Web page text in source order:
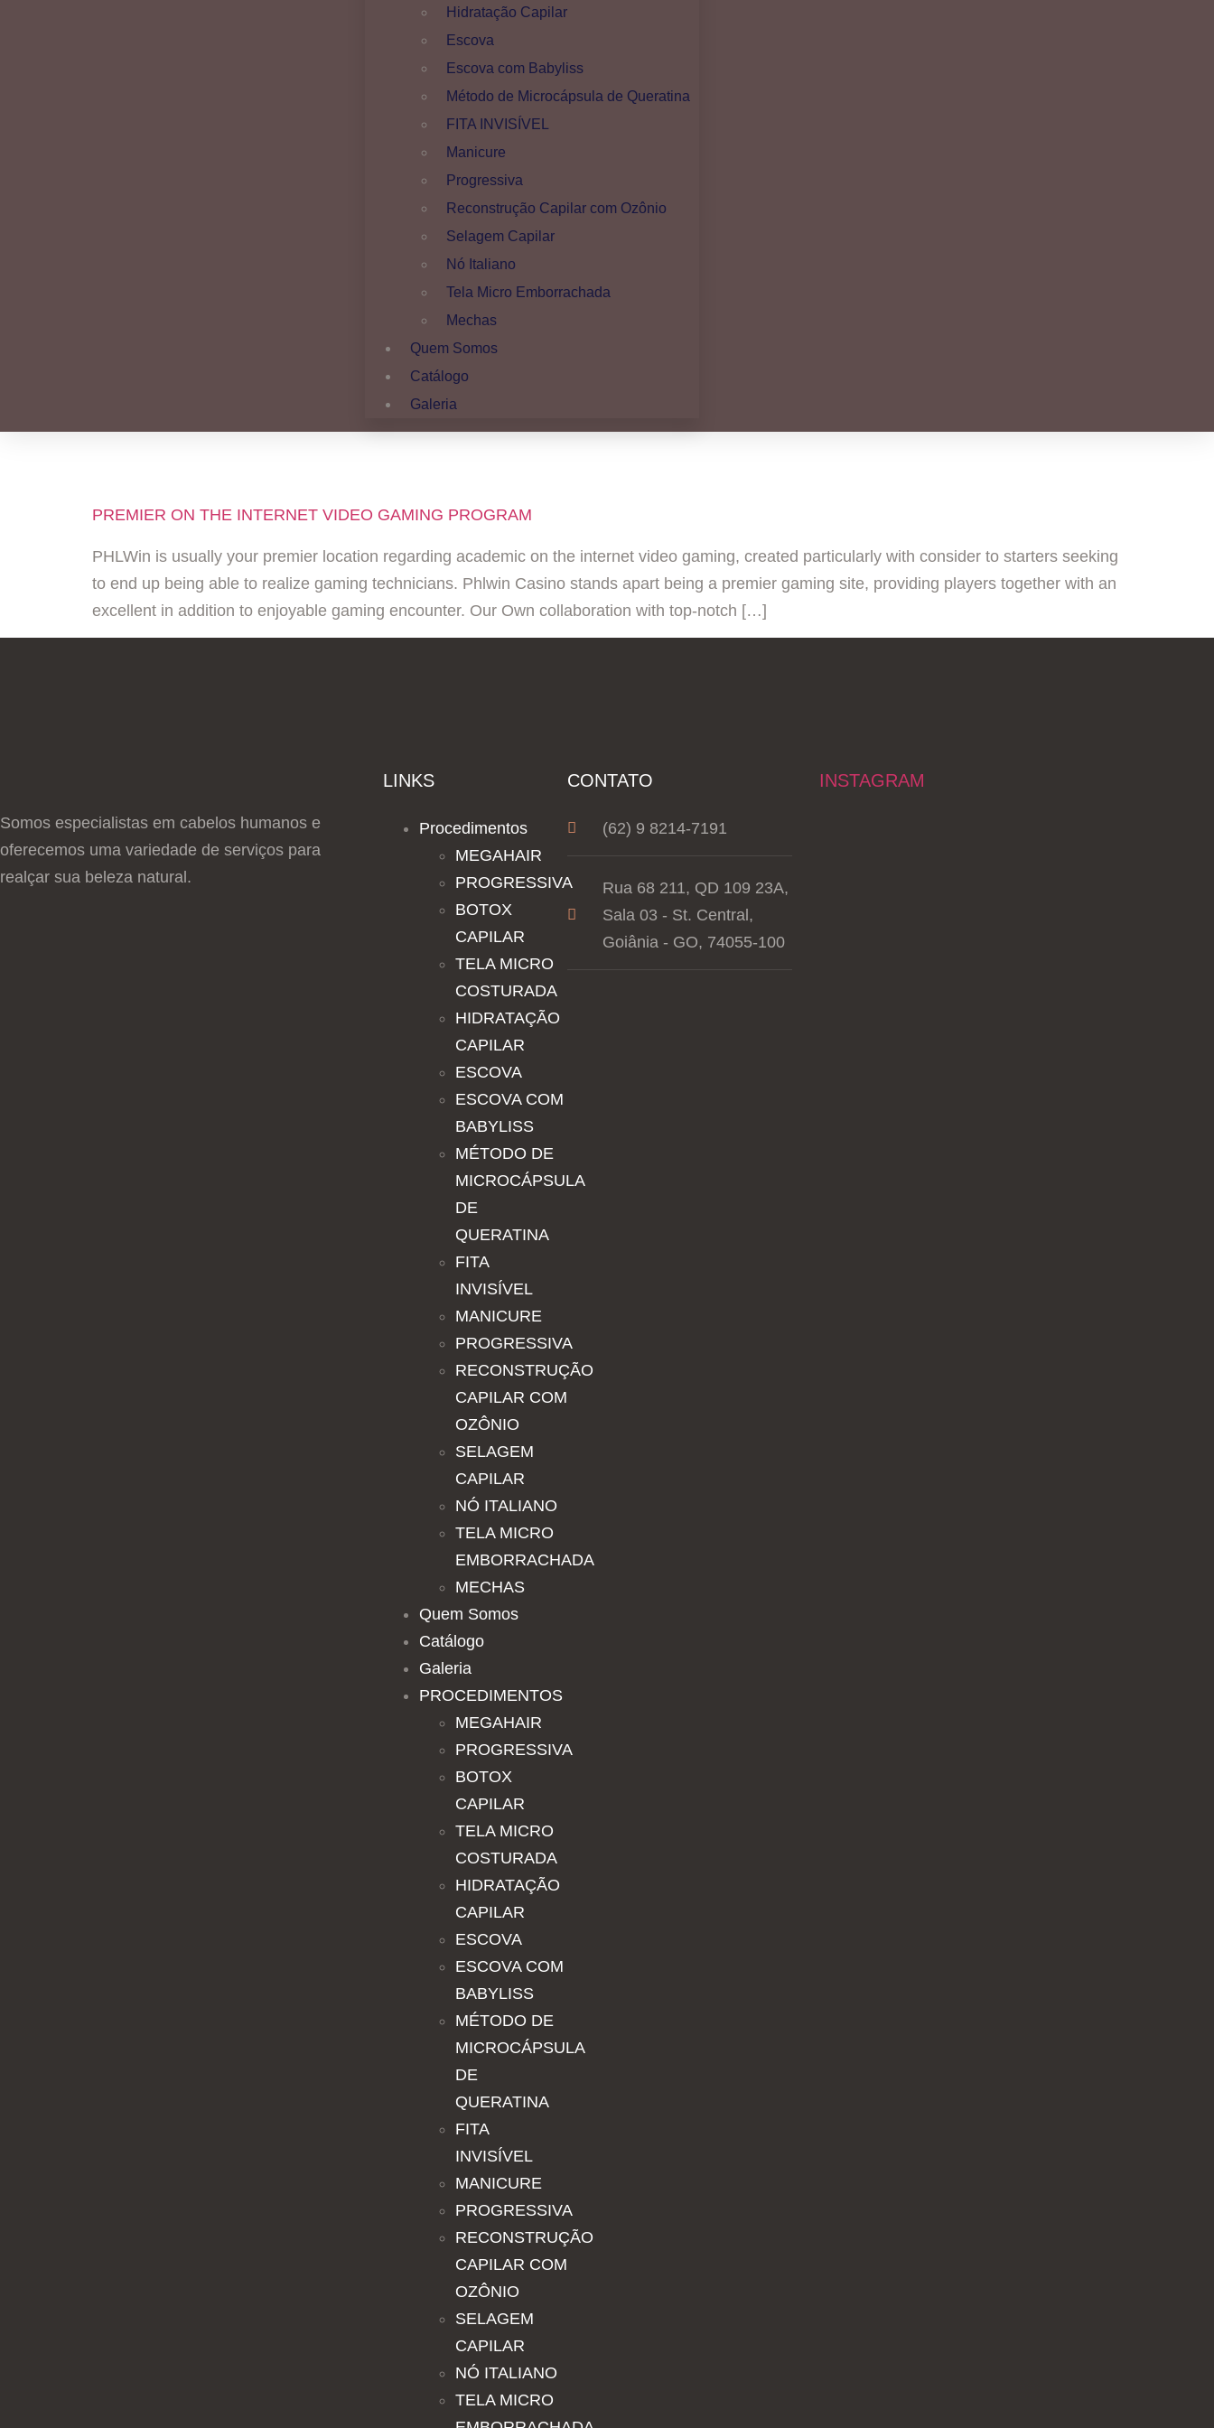
Hidratação Capilar
Escova
Escova com Babyliss
Método de Microcápsula de Queratina
FITA INVISÍVEL
Manicure
Progressiva
Reconstrução Capilar com Ozônio
Selagem Capilar
Nó Italiano
Tela Micro Emborrachada
Mechas
Quem Somos
Catálogo
Galeria
PREMIER ON THE INTERNET VIDEO GAMING PROGRAM
PHLWin is usually your premier location regarding academic on the internet video gaming, created particularly with consider to starters seeking
to end up being able to realize gaming technicians. Phlwin Casino stands apart being a premier gaming site, providing players together with an
excellent in addition to enjoyable gaming encounter. Our Own collaboration with top-notch […]
Somos especialistas em cabelos humanos e
oferecemos uma variedade de serviços para
realçar sua beleza natural.
LINKS
Procedimentos
MEGAHAIR
PROGRESSIVA
BOTOX
CAPILAR
TELA MICRO
COSTURADA
HIDRATAÇÃO
CAPILAR
ESCOVA
ESCOVA COM
BABYLISS
MÉTODO DE
MICROCÁPSULA
DE
QUERATINA
FITA
INVISÍVEL
MANICURE
PROGRESSIVA
RECONSTRUÇÃO
CAPILAR COM
OZÔNIO
SELAGEM
CAPILAR
NÓ ITALIANO
TELA MICRO
EMBORRACHADA
MECHAS
Quem Somos
Catálogo
Galeria
PROCEDIMENTOS
MEGAHAIR
PROGRESSIVA
BOTOX
CAPILAR
TELA MICRO
COSTURADA
HIDRATAÇÃO
CAPILAR
ESCOVA
ESCOVA COM
BABYLISS
MÉTODO DE
MICROCÁPSULA
DE
QUERATINA
FITA
INVISÍVEL
MANICURE
PROGRESSIVA
RECONSTRUÇÃO
CAPILAR COM
OZÔNIO
SELAGEM
CAPILAR
NÓ ITALIANO
TELA MICRO
CONTATO
(62) 9 8214-7191
Rua 68 211, QD 109 23A,
Sala 03 - St. Central,
Goiânia - GO, 74055-100
INSTAGRAM